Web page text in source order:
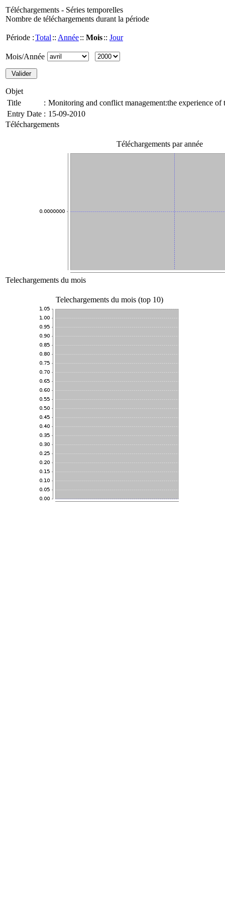
Téléchargements - Séries temporelles
Nombre de téléchargements durant la période
Période :Total :: Année:: Mois:: Jour
Mois/Année
Objet
Title
: Monitoring and conflict management:the experience
Entry Date : 15-09-2010
Téléchargements
Téléchargements par année
Telechargements du mois
Telechargements du mois (top 10)